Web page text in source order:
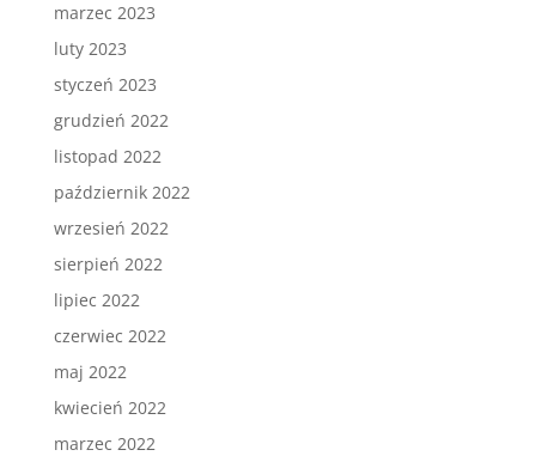
marzec 2023
luty 2023
styczeń 2023
grudzień 2022
listopad 2022
październik 2022
wrzesień 2022
sierpień 2022
lipiec 2022
czerwiec 2022
maj 2022
kwiecień 2022
marzec 2022